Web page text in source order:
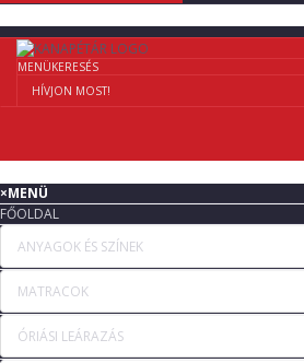
MENÜKERESÉS
HÍVJON MOST!
×MENÜ
FŐOLDAL
ANYAGOK ÉS SZÍNEK
MATRACOK
ÓRIÁSI LEÁRAZÁS